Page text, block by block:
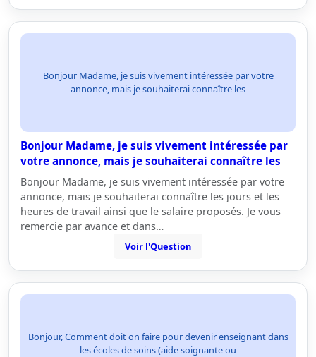
Bonjour Madame, je suis vivement intéressée par votre
annonce, mais je souhaiterai connaître les
Bonjour Madame, je suis vivement intéressée par
votre annonce, mais je souhaiterai connaître les
Bonjour Madame, je suis vivement intéressée par votre
annonce, mais je souhaiterai connaître les jours et les
heures de travail ainsi que le salaire proposés. Je vous
remercie par avance et dans…
Voir l'Question
Bonjour, Comment doit on faire pour devenir enseignant dans
les écoles de soins (aide soignante ou